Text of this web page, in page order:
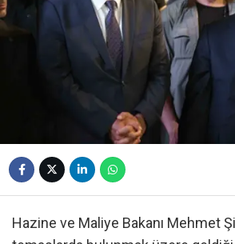
Hazine ve Maliye Bakanı Mehmet